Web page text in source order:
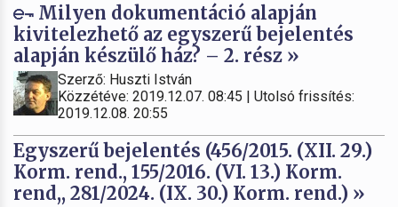
Milyen dokumentáció alapján
kivitelezhető az egyszerű bejelentés
alapján készülő ház? – 2. rész »
Szerző: Huszti István
Közzétéve: 2019.12.07. 08:45 | Utolsó frissítés:
2019.12.08. 20:55
Egyszerű bejelentés (456/2015. (XII. 29.)
Korm. rend., 155/2016. (VI. 13.) Korm.
rend,, 281/2024. (IX. 30.) Korm. rend.) »